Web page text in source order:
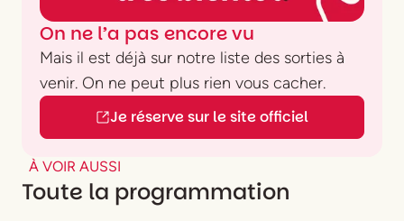
On ne l’a pas encore vu
Mais il est déjà sur notre liste des sorties à
venir. On ne peut plus rien vous cacher.
Je réserve sur le site officiel
À VOIR AUSSI
Toute la programmation